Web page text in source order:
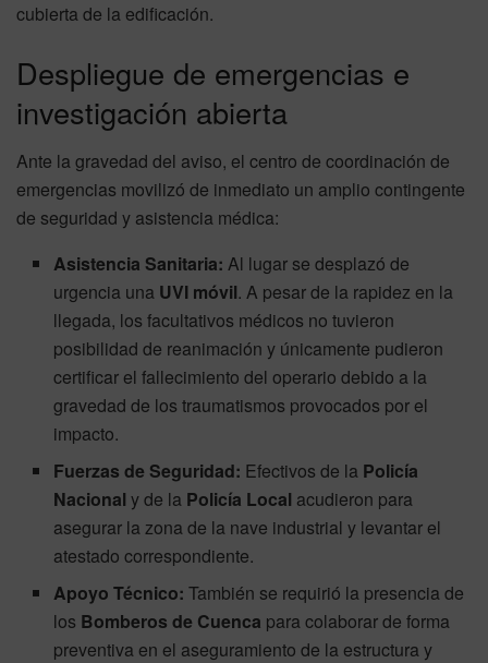
cubierta de la edificación.
Despliegue de emergencias e
investigación abierta
Ante la gravedad del aviso, el centro de coordinación de
emergencias movilizó de inmediato un amplio contingente
de seguridad y asistencia médica:
Asistencia Sanitaria: Al lugar se desplazó de
urgencia una UVI móvil. A pesar de la rapidez en la
llegada, los facultativos médicos no tuvieron
posibilidad de reanimación y únicamente pudieron
certificar el fallecimiento del operario debido a la
gravedad de los traumatismos provocados por el
impacto.
Fuerzas de Seguridad: Efectivos de la Policía
Nacional y de la Policía Local acudieron para
asegurar la zona de la nave industrial y levantar el
atestado correspondiente.
Apoyo Técnico: También se requirió la presencia de
los Bomberos de Cuenca para colaborar de forma
preventiva en el aseguramiento de la estructura y